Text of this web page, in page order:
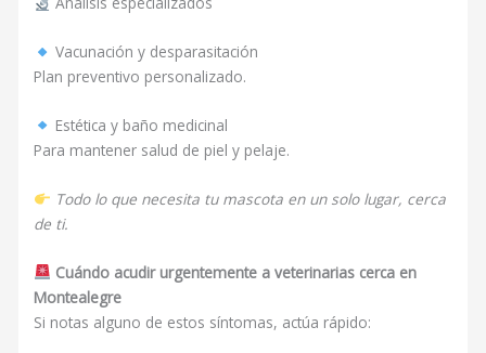
Vacunación y desparasitación
Plan preventivo personalizado.
Estética y baño medicinal
Para mantener salud de piel y pelaje.
Todo lo que necesita tu mascota en un solo lugar, cerca
de ti.
Cuándo acudir urgentemente a veterinarias cerca en
Montealegre
Si notas alguno de estos síntomas, actúa rápido: